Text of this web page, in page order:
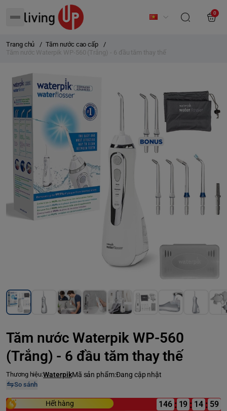
0
Trang chủ / Tăm nước cao cấp
/
Tăm nước Waterpik WP-560 (Trắng) - 6 đầu tăm thay thế
Tăm nước Waterpik WP-560
(Trắng) - 6 đầu tăm thay thế
Thương hiệu:WaterpikMã sản phẩm:Đang cập nhật
So sánh
Hết hàng 146 : 19 : :